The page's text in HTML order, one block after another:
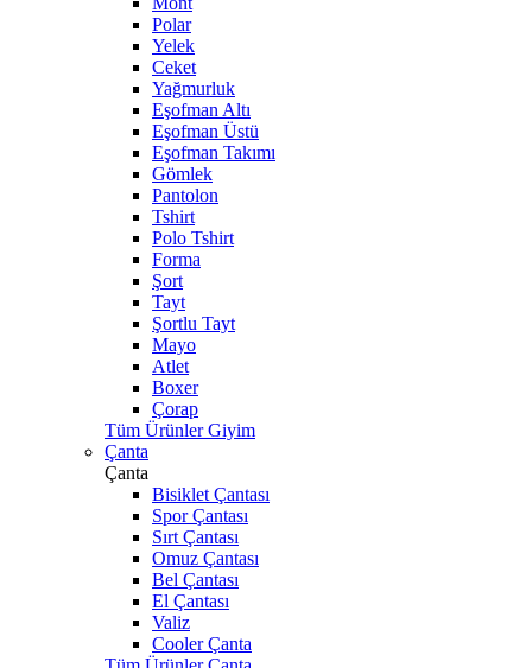
Polar
Yelek
Ceket
Yağmurluk
Eşofman Altı
Eşofman Üstü
Eşofman Takımı
Gömlek
Pantolon
Tshirt
Polo Tshirt
Forma
Şort
Tayt
Şortlu Tayt
Mayo
Atlet
Boxer
Çorap
Tüm Ürünler Giyim
Çanta
Çanta
Bisiklet Çantası
Spor Çantası
Sırt Çantası
Omuz Çantası
Bel Çantası
El Çantası
Valiz
Cooler Çanta